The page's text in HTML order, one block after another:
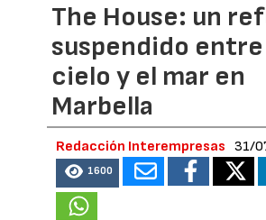
The House: un
suspendido
cielo y el mar en
Marbella
Redacción Interempresas 31/
1600